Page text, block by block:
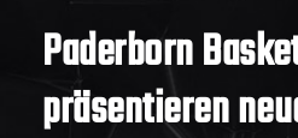
Paderborn
präsentieren